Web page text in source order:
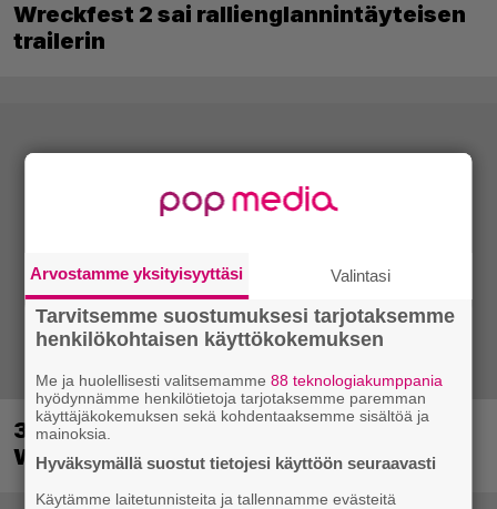
Wreckfest 2 sai rallienglannintäyteisen
trailerin
30-vuotias Quake sai uuden episodin
Wolfenstein-kehittäjiltä
Arvostamme yksityisyyttäsi Valintasi
Tarvitsemme suostumuksesi tarjotaksemme
henkilökohtaisen käyttökokemuksen
Me ja huolellisesti valitsemamme88 teknologiakumppania
hyödynnämme henkilötietoja tarjotaksemme paremman
käyttäjäkokemuksen sekä kohdentaaksemme sisältöä ja
mainoksia.
Hyväksymällä suostut tietojesi käyttöön seuraavasti
Käytämme laitetunnisteita ja tallennamme evästeitä